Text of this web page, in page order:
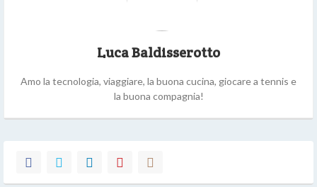
Luca Baldisserotto
Amo la tecnologia, viaggiare, la buona cucina, giocare a tennis e
la buona compagnia!